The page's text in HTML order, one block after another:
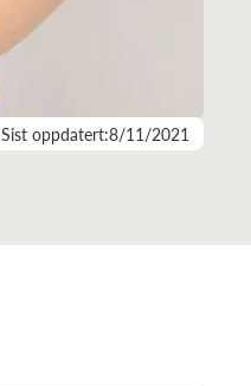
Sist oppdatert:8/11/2021